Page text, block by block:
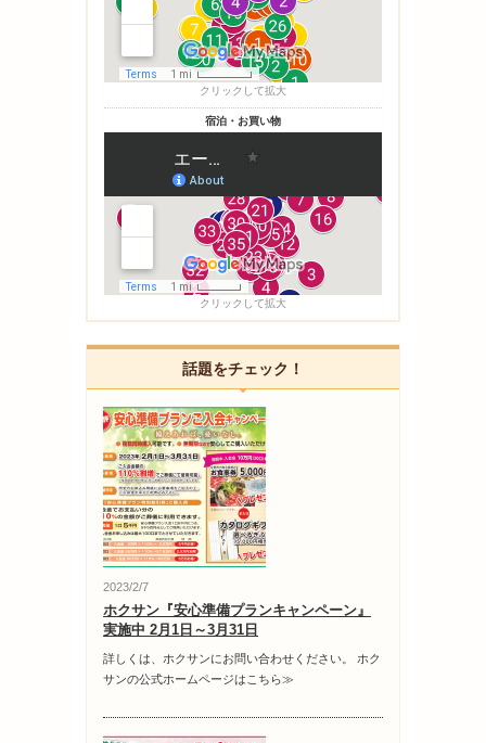
クリックして拡大
宿泊・お買い物
クリックして拡大
話題をチェック！
2023/2/7
ホクサン『安心準備プランキャンペーン』
実施中 2月1日～3月31日
詳しくは、ホクサンにお問い合わせください。 ホク
サンの公式ホームページはこちら≫